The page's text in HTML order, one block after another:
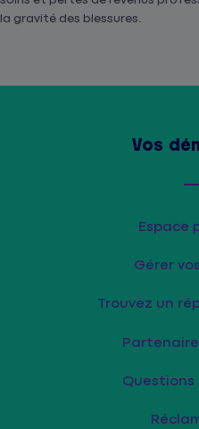
la gravité des blessures.
Vos
Espace
Gérer
Trouvez un